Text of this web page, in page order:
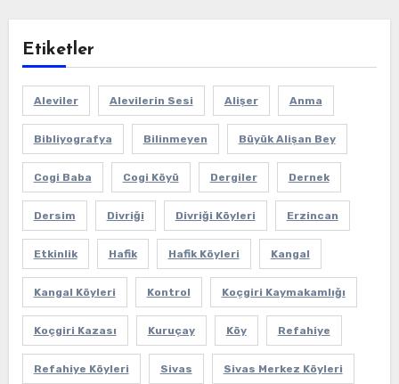
Etiketler
Aleviler Alevilerin Sesi Alişer Anma
Bibliyografya Bilinmeyen Büyük Alişan Bey
Cogi Baba Cogi Köyü Dergiler Dernek
Dersim Divriği Divriği Köyleri Erzincan
Etkinlik Hafik Hafik Köyleri Kangal
Kangal Köyleri Kontrol Koçgiri Kaymakamlığı
Koçgiri Kazası Kuruçay Köy Refahiye
Refahiye Köyleri Sivas Sivas Merkez Köyleri